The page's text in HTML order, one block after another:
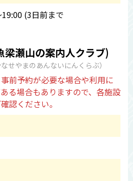
19:00 (3日前まで
梁瀬山の案内人クラブ)
せやまのあんないにんくらぶ）
前予約が必要な場合や利用に
る場合もありますので、各施設
認ください。